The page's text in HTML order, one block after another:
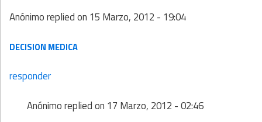
Anónimoreplied on 15 Marzo, 2012 - 19:04
DECISION MEDICA
responder
Anónimoreplied on 17 Marzo, 2012 - 02:46